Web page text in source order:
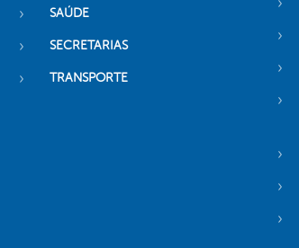
SAÚDE
SECRETARIAS
TRANSPORTE